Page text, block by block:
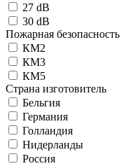
27 dB
30 dB
Пожарная безопасность
КМ2
КМ3
КМ5
Страна изготовитель
Бельгия
Германия
Голландия
Нидерланды
Россия